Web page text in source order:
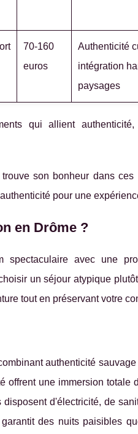
70-160
euros
Authenticité
intégration
paysages
qui allient
son bonheur dans
pour une
en Drôme ?
spectaculaire avec une
un séjour atypique
tout en préservant votre
authenticité
une immersion totale
d'électricité, de
des nuits paisibles